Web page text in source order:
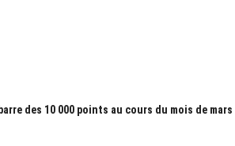
des 10 000 points au cours du mois de mars